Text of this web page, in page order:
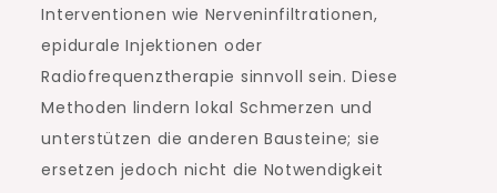
Interventionen wie Nerveninfiltrationen,
epidurale Injektionen oder
Radiofrequenztherapie sinnvoll sein. Diese
Methoden lindern lokal Schmerzen und
unterstützen die anderen Bausteine; sie
ersetzen jedoch nicht die Notwendigkeit